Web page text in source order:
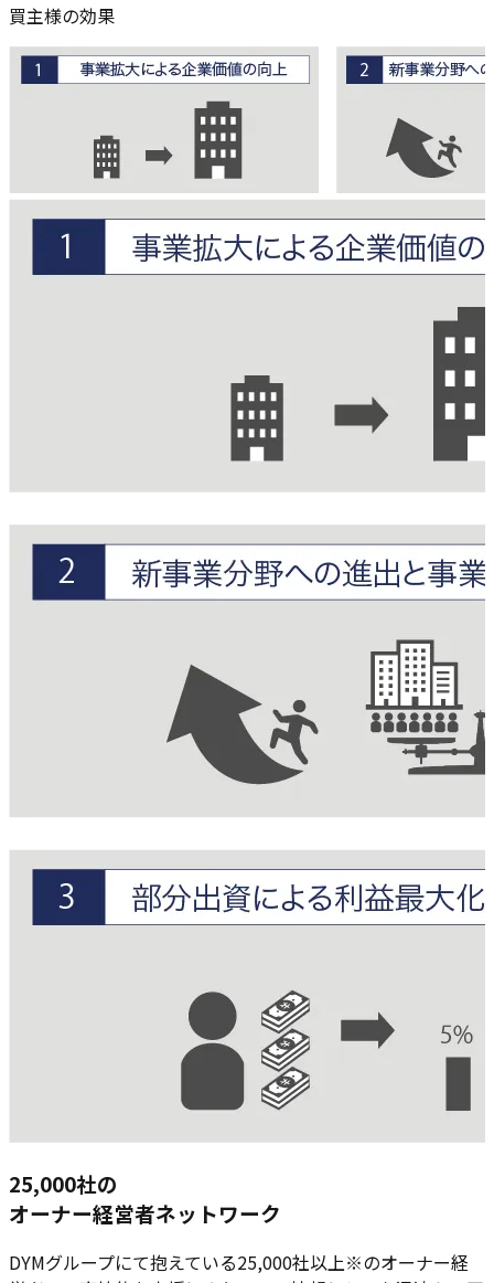
買主様の効果
25,000社の
オーナー経営者ネットワーク
DYMグループにて抱えている25,000社以上※のオーナー経